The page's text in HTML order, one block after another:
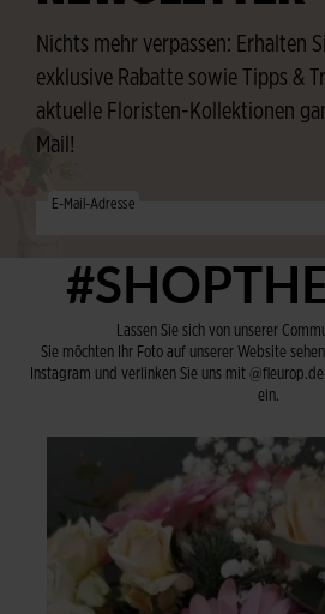
Nichts mehr verpassen: Erhalten
exklusive Rabatte sowie Tipps &
aktuelle Floristen-Kollektionen
Mail!
E-Mail-Adresse
Lassen Sie sich von unserer
Sie möchten Ihr Foto auf unserer Website
Instagram und verlinken Sie uns mit
ein.